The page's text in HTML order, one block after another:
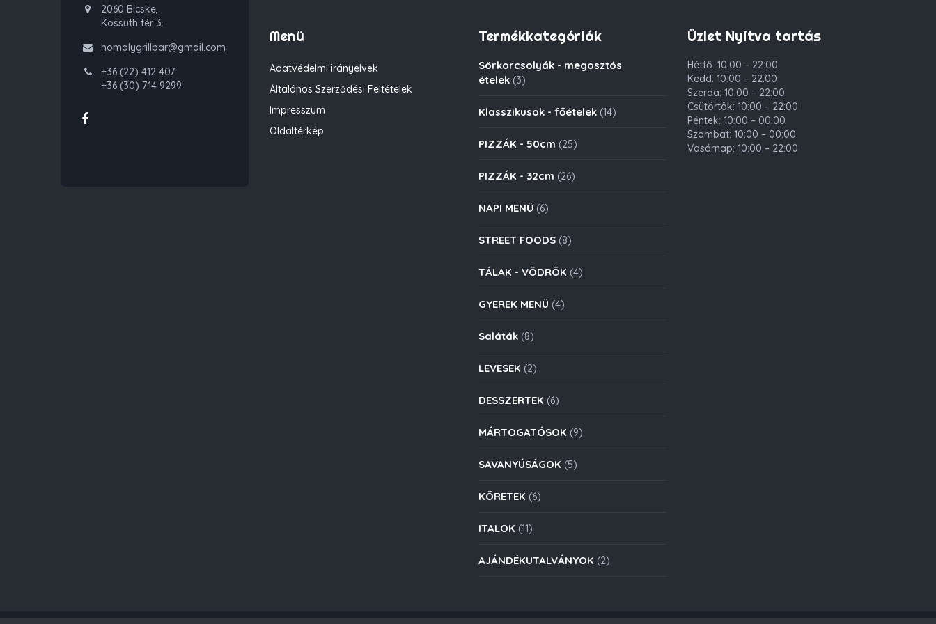
2060 Bicske,
Kossuth tér 3.
homalygrillbar@gmail.com
+36 (22) 412 407
+36 (30) 714 9299
Menü
Adatvédelmi irányelvek
Általános Szerződési Feltételek
Impresszum
Oldaltérkép
Termékkategóriák
Sörkorcsolyák - megosztós
ételek (3)
Klasszikusok - főételek (14)
PIZZÁK - 50cm (25)
PIZZÁK - 32cm (26)
NAPI MENÜ (6)
STREET FOODS (8)
TÁLAK - VÖDRÖK (4)
GYEREK MENÜ (4)
Saláták (8)
LEVESEK (2)
DESSZERTEK (6)
MÁRTOGATÓSOK (9)
SAVANYÚSÁGOK (5)
KÖRETEK (6)
ITALOK (11)
AJÁNDÉKUTALVÁNYOK (2)
Üzlet Nyitva tartás
Hétfő: 10:00 – 22:00
Kedd: 10:00 – 22:00
Szerda: 10:00 – 22:00
Csütörtök: 10:00 – 22:00
Péntek: 10:00 – 00:00
Szombat: 10:00 – 00:00
Vasárnap: 10:00 – 22:00